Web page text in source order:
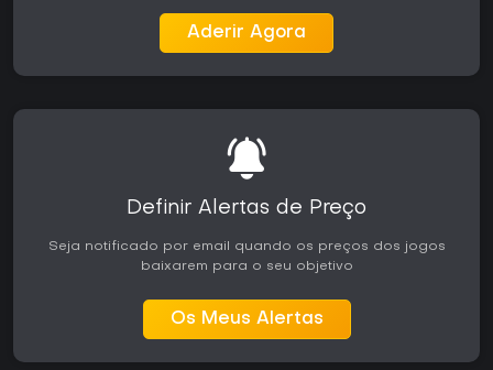
Aderir Agora
Definir Alertas de Preço
Seja notificado por email quando os preços dos jogos
baixarem para o seu objetivo
Os Meus Alertas